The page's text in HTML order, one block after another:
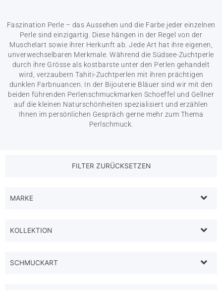
Faszination Perle – das Aussehen und die Farbe jeder einzelnen
Perle sind einzigartig. Diese hängen in der Regel von der
Muschelart sowie ihrer Herkunft ab. Jede Art hat ihre eigenen,
unverwechselbaren Merkmale. Während die Südsee-Zuchtperle
durch ihre Grösse als kostbarste unter den Perlen gehandelt
wird, verzaubern Tahiti-Zuchtperlen mit ihren prächtigen
dunklen Farbnuancen. In der Bijouterie Bläuer sind wir mit den
beiden führenden Perlenschmuckmarken Schoeffel und Gellner
auf die kleinen Naturschönheiten spezialisiert und erzählen
Ihnen im persönlichen Gespräch gerne mehr zum Thema
Perlschmuck.
MARKE
KOLLEKTION
SCHMUCKART